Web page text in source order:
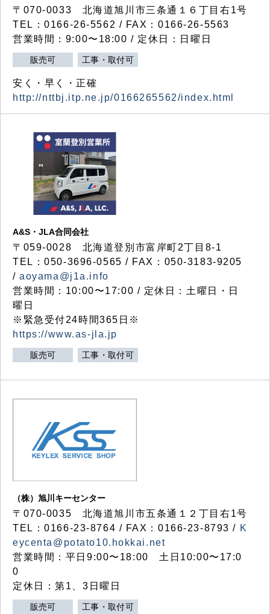
〒070-0033 北海道旭川市三条通１６丁目右1号
TEL：0166-26-5562 / FAX：0166-26-5563
営業時間：9:00〜18:00 / 定休日：日曜日
販売可 工事・取付可
安く・早く・正確
http://nttbj.itp.ne.jp/0166265562/index.html
A&S・JLA合同会社
〒 059-0028 北海道登別市富岸町2丁目 8-1
TEL：050-3696-0565 / FAX：050-3183-9205
/aoyama@j1a.info
営業時間：10:00〜17:00 / 定休日：土曜日・日
曜日
※緊急受付24時間365日※
https://www.as-jla.jp
販売可 工事・取付可
（株）旭川キーセンター
〒070-0035 北海道旭川市五条通１２丁目右1号
TEL：0166-23-8764 / FAX：0166-23-8793 / K
eycenta@potato10.hokkai.net
営業時間：平日9:00〜18:00 土日10:00〜17:0
0
定休日：第1、3日曜日
販売可 工事・取付可